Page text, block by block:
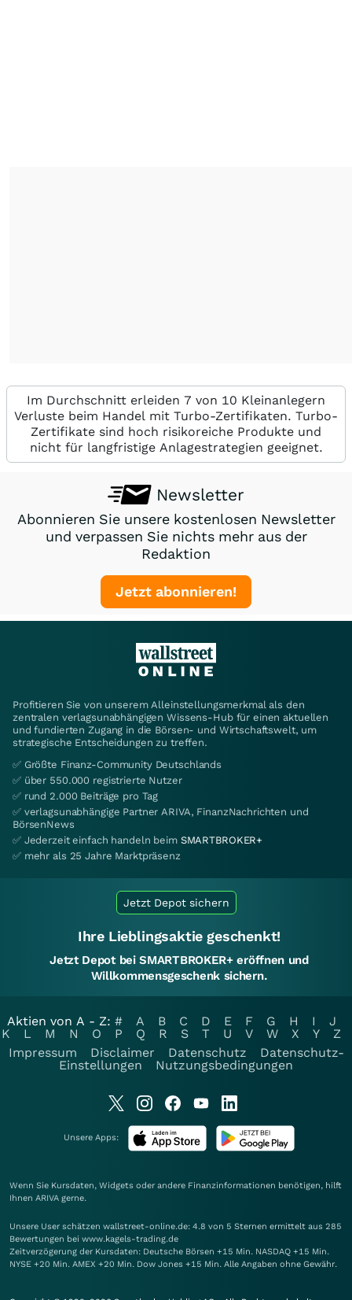
Im Durchschnitt erleiden 7 von 10 Kleinanlegern
Verluste beim Handel mit Turbo-Zertifikaten. Turbo-
Zertifikate sind hoch risikoreiche Produkte und
nicht für langfristige Anlagestrategien geeignet.
Newsletter
Abonnieren Sie unsere kostenlosen Newsletter
und verpassen Sie nichts mehr aus der
Redaktion
Jetzt abonnieren!
Profitieren Sie von unserem Alleinstellungsmerkmal als den
zentralen verlagsunabhängigen Wissens-Hub für einen aktuellen
und fundierten Zugang in die Börsen- und Wirtschaftswelt, um
strategische Entscheidungen zu treffen.
✅ Größte Finanz-Community Deutschlands
✅ über 550.000 registrierte Nutzer
✅ rund 2.000 Beiträge pro Tag
✅ verlagsunabhängige Partner ARIVA, FinanzNachrichten und
BörsenNews
✅ Jederzeit einfach handeln beim SMARTBROKER+
✅ mehr als 25 Jahre Marktpräsenz
Jetzt Depot sichern
Ihre Lieblingsaktie geschenkt!
Jetzt Depot bei SMARTBROKER+ eröffnen und
Willkommensgeschenk sichern.
Aktien von A - Z: # A B C D E F G H I
J
K
L M N O P Q R S T U V W X Y
Z
Impressum
Disclaimer Datenschutz
Datenschutz-
Einstellungen
Nutzungsbedingungen
Unsere Apps:
Wenn Sie Kursdaten, Widgets oder andere Finanzinformationen benötigen, hilft
Ihnen ARIVA gerne.
Unsere User schätzen wallstreet-online.de: 4.8 von 5 Sternen ermittelt aus 285
Bewertungen bei www.kagels-trading.de
Zeitverzögerung der Kursdaten: Deutsche Börsen +15 Min. NASDAQ +15 Min.
NYSE +20 Min. AMEX +20 Min. Dow Jones +15 Min. Alle Angaben ohne Gewähr.